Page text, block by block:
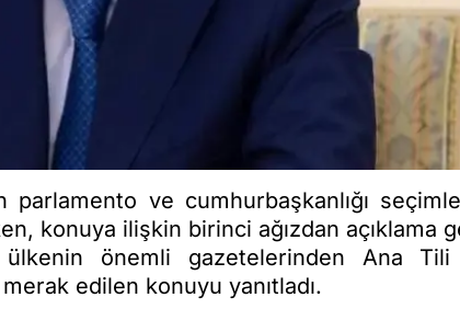
parlamento ve cumhurbaşkanlığı
konuya ilişkin birinci ağızdan açıklama
önemli gazetelerinden Ana Tili
edilen konuyu yanıtladı.